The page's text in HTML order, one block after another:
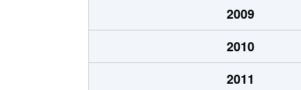
字正明寺
2,900万円
昭和新町
1,500万円
2009
2010
2011